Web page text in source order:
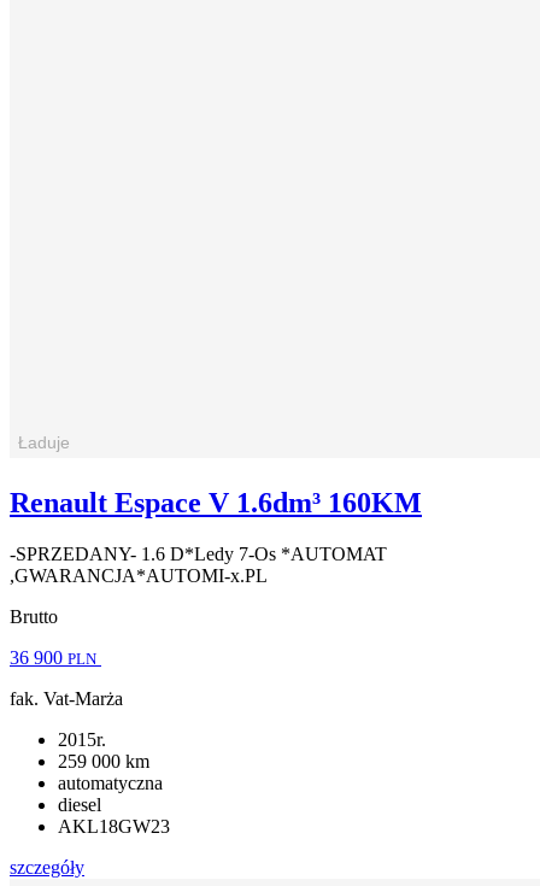
Renault Espace V 1.6dm³ 160KM
-SPRZEDANY- 1.6 D*Ledy 7-Os *AUTOMAT
,GWARANCJA*AUTOMI-x.PL
Brutto
36 900 PLN
fak. Vat-Marża
2015r.
259 000 km
automatyczna
diesel
AKL18GW23
szczegóły